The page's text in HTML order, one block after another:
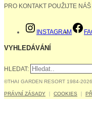
PRO KONTAKT POUŽIJTE NÁŠ
INSTAGRAM
VYHLEDÁVÁNÍ
HLEDAT:
©THAI GARDEN RESORT 1984-
PRÁVNÍ ZÁSADY COOKIES